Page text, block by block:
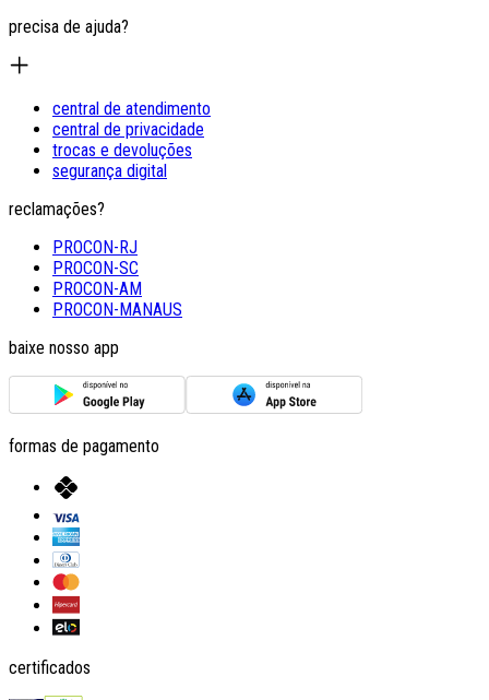
precisa de ajuda?
central de atendimento
central de privacidade
trocas e devoluções
segurança digital
reclamações?
PROCON-RJ
PROCON-SC
PROCON-AM
PROCON-MANAUS
baixe nosso app
formas de pagamento
certificados